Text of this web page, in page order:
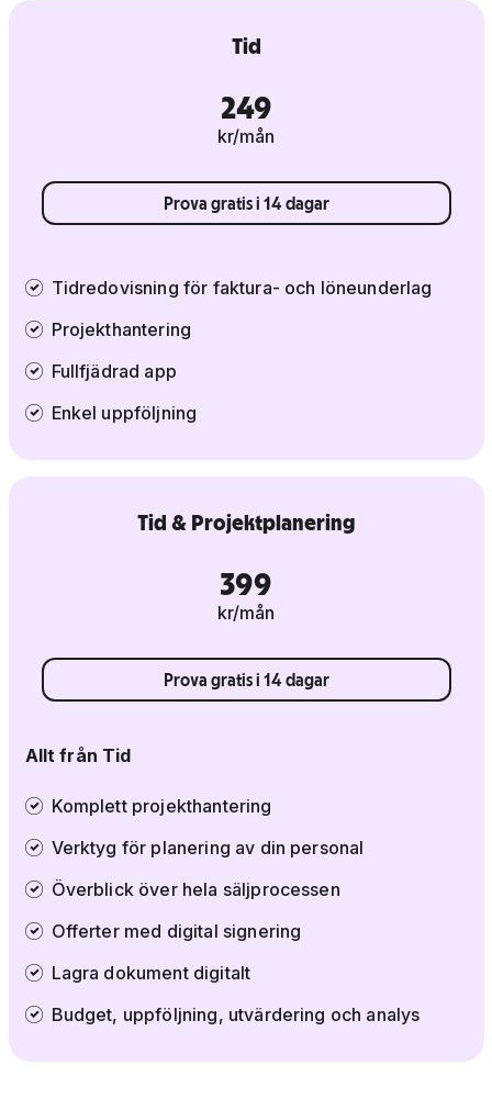
Tid
249
kr/mån
Prova gratis i 14 dagar
Tidredovisning för faktura- och löneunderlag
Projekthantering
Fullfjädrad app
Enkel uppföljning
Tid & Projektplanering
399
kr/mån
Prova gratis i 14 dagar
Allt från Tid
Komplett projekthantering
Verktyg för planering av din personal
Överblick över hela säljprocessen
Offerter med digital signering
Lagra dokument digitalt
Budget, uppföljning, utvärdering och analys